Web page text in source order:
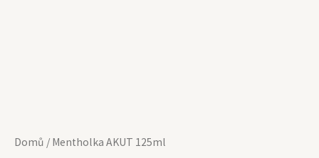
Domů / Mentholka AKUT 125ml